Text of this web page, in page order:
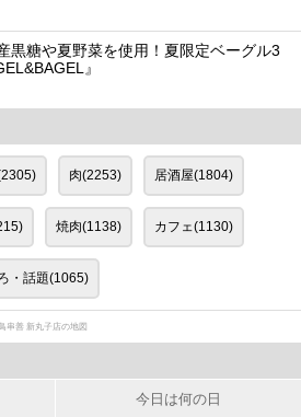
黒糖や夏野菜を使用！夏限定ベーグル3
』
肉(2253) 居酒屋(1804)
焼肉(1138) カフェ(1130)
・話題(1065)
串善 新丸子店の地図
今日は何の日